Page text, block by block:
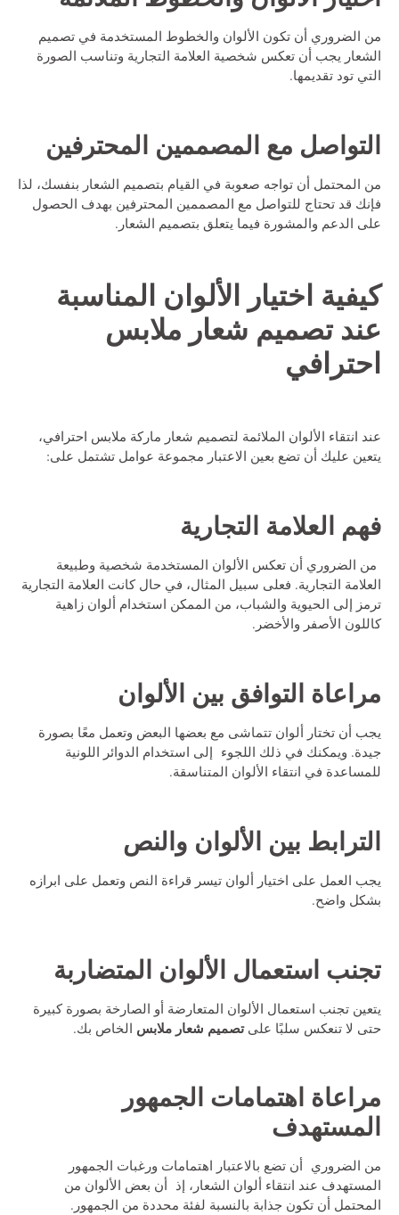
من الضروري أن تكون الألوان والخطوط المستخدمة في تصميم
الشعار يجب أن تعكس شخصية العلامة التجارية وتناسب الصورة
التي تود تقديمها.
التواصل مع المصممين المحترفين
من المحتمل أن تواجه صعوبة في القيام بتصميم الشعار بنفسك، لذا
فإنك قد تحتاج للتواصل مع المصممين المحترفين بهدف الحصول
على الدعم والمشورة فيما يتعلق بتصميم الشعار.
كيفية اختيار الألوان المناسبة
عند تصميم شعار ملابس
احترافي
عند انتقاء الألوان الملائمة لتصميم شعار ماركة ملابس احترافي،
يتعين عليك أن تضع بعين الاعتبار مجموعة عوامل تشتمل على:
فهم العلامة التجارية
من الضروري أن تعكس الألوان المستخدمة شخصية وطبيعة
العلامة التجارية. فعلى سبيل المثال، في حال كانت العلامة التجارية
ترمز إلى الحيوية والشباب، من الممكن استخدام ألوان زاهية
كاللون الأصفر والأخضر.
مراعاة التوافق بين الألوان
يجب أن تختار ألوان تتماشى مع بعضها البعض وتعمل معًا بصورة
جيدة. ويمكنك في ذلك اللجوء إلى استخدام الدوائر اللونية
للمساعدة في انتقاء الألوان المتناسقة.
الترابط بين الألوان والنص
يجب العمل على اختيار ألوان تيسر قراءة النص وتعمل على ابرازه
بشكل واضح.
تجنب استعمال الألوان المتضاربة
يتعين تجنب استعمال الألوان المتعارضة أو الصارخة بصورة كبيرة
حتى لا تنعكس سلبًا علىتصميم شعار ملابس الخاص بك.
مراعاة اهتمامات الجمهور
المستهدف
من الضروري أن تضع بالاعتبار اهتمامات ورغبات الجمهور
المستهدف عند انتقاء ألوان الشعار، إذ أن بعض الألوان من
المحتمل أن تكون جذابة بالنسبة لفئة محددة من الجمهور.